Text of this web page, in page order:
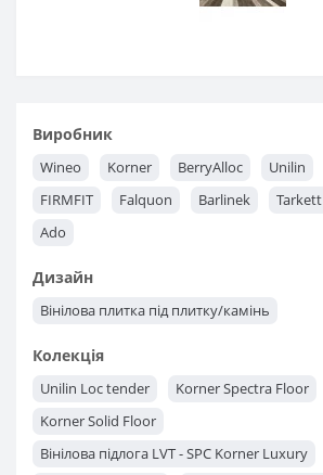
Виробник
Wineo Korner BerryAlloc Unilin
FIRMFIT
Falquon Barlinek Tarkett
Ado
Дизайн
Вінілова плитка під плитку/камінь
Колекція
Unilin Loc tender
Korner Spectra Floor
Korner Solid Floor
Вінілова підлога LVT - SPC Korner Luxury